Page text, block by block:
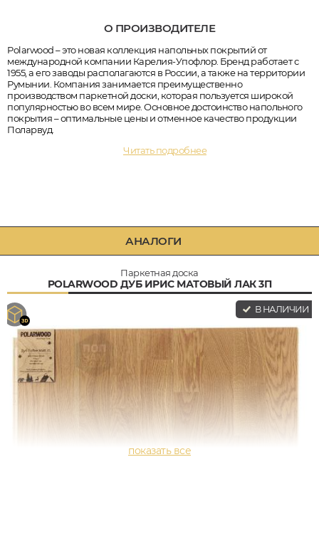
О ПРОИЗВОДИТЕЛЕ
Polarwood – это новая коллекция напольных покрытий от
международной компании Карелия-Упофлор. Бренд работает с
1955, а его заводы располагаются в России, а также на территории
Румынии. Компания занимается преимущественно
производством паркетной доски, которая пользуется широкой
популярностью во всем мире. Основное достоинство напольного
покрытия – оптимальные цены и отменное качество продукции
Поларвуд.
Читать подробнее
АНАЛОГИ
Паркетная доска
POLARWOOD ДУБ ИРИС МАТОВЫЙ ЛАК 3П
В НАЛИЧИИ